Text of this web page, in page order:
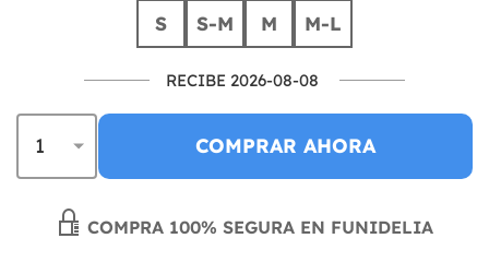
S S-M M M-L
RECIBE 2026-08-08
COMPRAR AHORA
COMPRA 100% SEGURA EN FUNIDELIA